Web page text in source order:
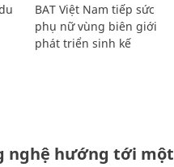
BAT Việt Nam tiếp sức
phụ nữ vùng biên giới
phát triển sinh kế
nghệ hướng tới một